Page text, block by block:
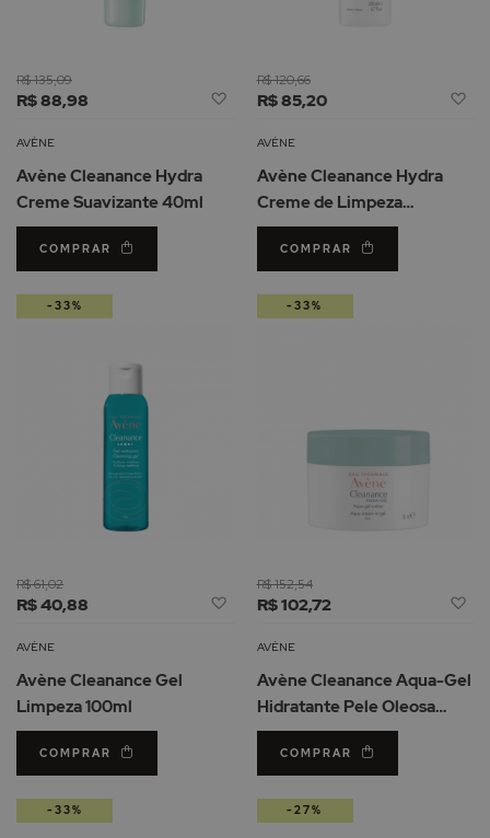
R$ 88,98
R$ 135,09
Adicionar
Lista
Desejos
AVÈNE
Avène Cleanance Hydra
Creme Suavizante 40ml
COMPRAR
R$ 85,20
R$ 120,66
AVÈNE
Avène Cleanance Hydra
Creme de Limpeza
Calmante 200ml
COMPRAR
R$ 40,88
R$ 61,02
Adicionar
Lista
Desejos
AVÈNE
Avène Cleanance Gel
Limpeza 100ml
COMPRAR
-33%
R$ 102,72
R$ 152,54
AVÈNE
Avène Cleanance Aqua-Gel
Hidratante Pele Oleosa
50ml
COMPRAR
-33%
-33% -27%